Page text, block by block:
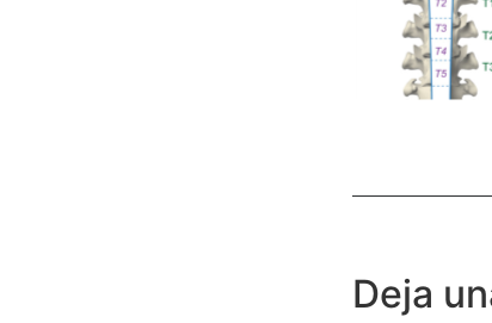
Deja